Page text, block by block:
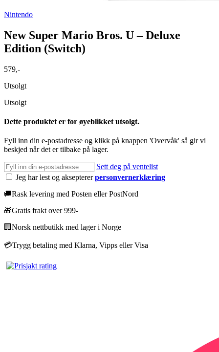
Nintendo
New Super Mario Bros. U – Deluxe
Edition (Switch)
579,-
Utsolgt
Utsolgt
Dette produktet er for øyeblikket utsolgt.
Fyll inn din e-postadresse og klikk på knappen 'Overvåk' så gir vi
beskjed når det er tilbake på lager.
Sett deg på ventelist
Jeg har lest og akseptererpersonvernerklæring
🚚Rask levering med Posten eller PostNord
🎁Gratis frakt over 999-
🏢 Norsk nettbutikk med lager i Norge
💳Trygg betaling med Klarna, Vipps eller Visa